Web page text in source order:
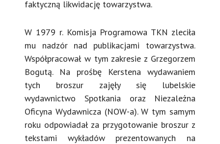
faktyczną likwidację towarzystwa.
W 1979 r. Komisja Programowa TKN zleciła
mu nadzór nad publikacjami towarzystwa.
Współpracował w tym zakresie z Grzegorzem
Bogutą. Na prośbę Kerstena wydawaniem
tych broszur zajęły się lubelskie
wydawnictwo Spotkania oraz Niezależna
Oficyna Wydawnicza (NOW-a). W tym samym
roku odpowiadał za przygotowanie broszur z
tekstami wykładów prezentowanych na